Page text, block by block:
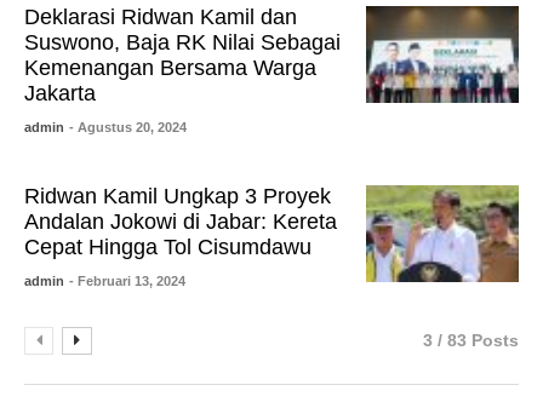
Deklarasi Ridwan Kamil dan
Suswono, Baja RK Nilai Sebagai
Kemenangan Bersama Warga
Jakarta
admin - Agustus 20, 2024
Ridwan Kamil Ungkap 3 Proyek
Andalan Jokowi di Jabar: Kereta
Cepat Hingga Tol Cisumdawu
admin - Februari 13, 2024
3 / 83 Posts